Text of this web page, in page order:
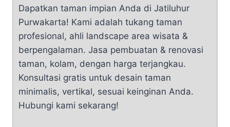
Dapatkan taman impian Anda di Jatiluhur
Purwakarta! Kami adalah tukang taman
profesional, ahli landscape area wisata &
berpengalaman. Jasa pembuatan & renovasi
taman, kolam, dengan harga terjangkau.
Konsultasi gratis untuk desain taman
minimalis, vertikal, sesuai keinginan Anda.
Hubungi kami sekarang!